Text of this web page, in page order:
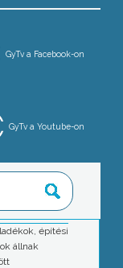
GyTv a Facebook-on
GyTv a Youtube-on
építési
állnak